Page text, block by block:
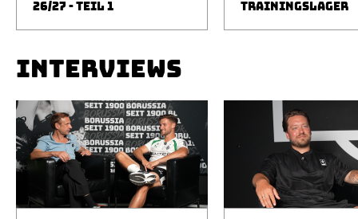
26/27 - TEIL 1
TRAININGSLAGER
INTERVIEWS